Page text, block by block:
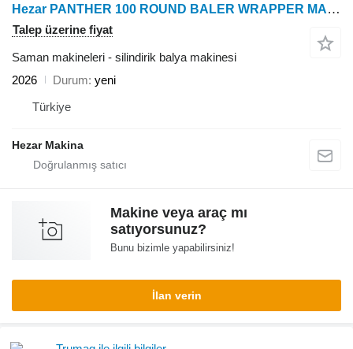
Hezar PANTHER 100 ROUND BALER WRAPPER MACHINE
Talep üzerine fiyat
Saman makineleri - silindirik balya makinesi
2026
Durum yeni
Türkiye
Hezar Makina
Makine veya araç mı
satıyorsunuz?
Bunu bizimle yapabilirsiniz!
İlan verin